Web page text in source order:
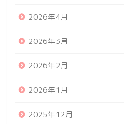
2026年4月
2026年3月
2026年2月
2026年1月
2025年12月